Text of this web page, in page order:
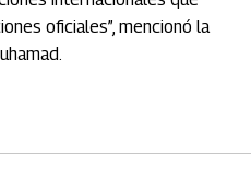
oficiales”, mencionó la